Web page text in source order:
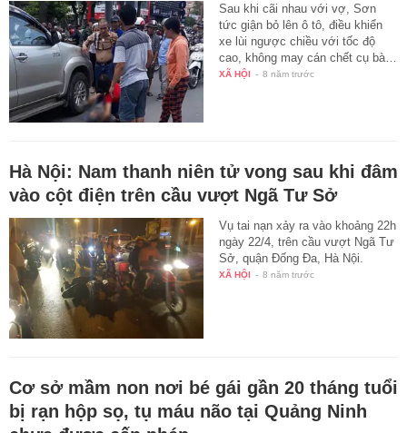
Sau khi cãi nhau với vợ, Sơn
tức giận bỏ lên ô tô, điều khiển
xe lùi ngược chiều với tốc độ
cao, không may cán chết cụ bà…
XÃ HỘI - 8 năm trước
Hà Nội: Nam thanh niên tử vong sau khi đâm
vào cột điện trên cầu vượt Ngã Tư Sở
Vụ tai nạn xảy ra vào khoảng 22h
ngày 22/4, trên cầu vượt Ngã Tư
Sở, quận Đống Đa, Hà Nội.
XÃ HỘI - 8 năm trước
Cơ sở mầm non nơi bé gái gần 20 tháng tuổi
bị rạn hộp sọ, tụ máu não tại Quảng Ninh